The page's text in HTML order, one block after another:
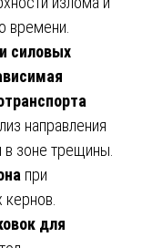
времени.
силовых
направления
зоне трещины.
при
для